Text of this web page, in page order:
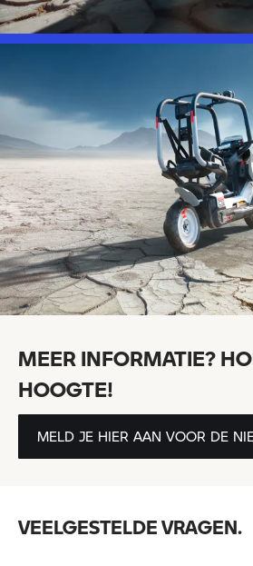
MEER INFORMATIE?
HOOGTE!
MELD JE HIER AAN VOOR DE
VEELGESTELDE VRAGEN.